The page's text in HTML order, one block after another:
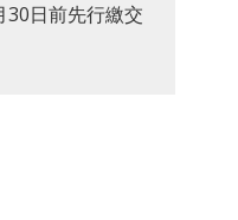
30日前先行繳交